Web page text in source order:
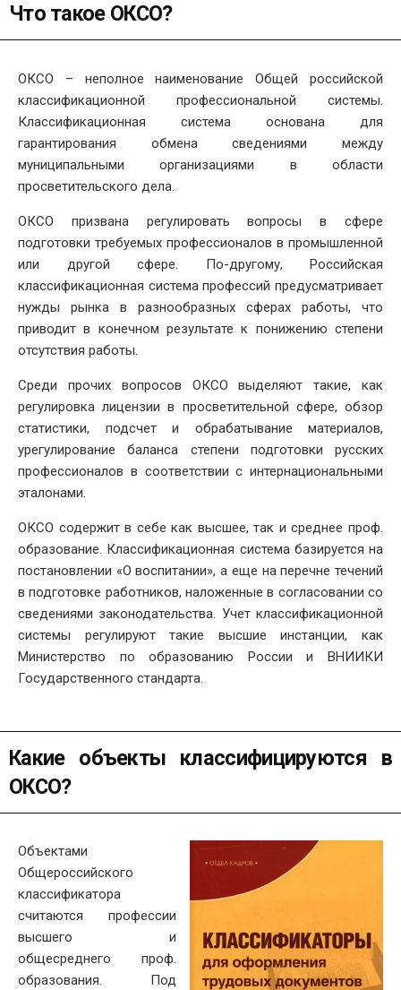
Что такое ОКСО?
ОКСО – неполное наименование Общей российской
классификационной профессиональной системы.
Классификационная система основана для
гарантирования обмена сведениями между
муниципальными организациями в области
просветительского дела.
ОКСО призвана регулировать вопросы в сфере
подготовки требуемых профессионалов в промышленной
или другой сфере. По-другому, Российская
классификационная система профессий предусматривает
нужды рынка в разнообразных сферах работы, что
приводит в конечном результате к понижению степени
отсутствия работы.
Среди прочих вопросов ОКСО выделяют такие, как
регулировка лицензии в просветительной сфере, обзор
статистики, подсчет и обрабатывание материалов,
урегулирование баланса степени подготовки русских
профессионалов в соответствии с интернациональными
эталонами.
ОКСО содержит в себе как высшее, так и среднее проф.
образование. Классификационная система базируется на
постановлении «О воспитании», а еще на перечне течений
в подготовке работников, наложенные в согласовании со
сведениями законодательства. Учет классификационной
системы регулируют такие высшие инстанции, как
Министерство по образованию России и ВНИИКИ
Государственного стандарта.
Какие объекты классифицируются в
ОКСО?
Объектами
Общероссийского
классификатора
считаются профессии
высшего и
общесреднего проф.
образования. Под